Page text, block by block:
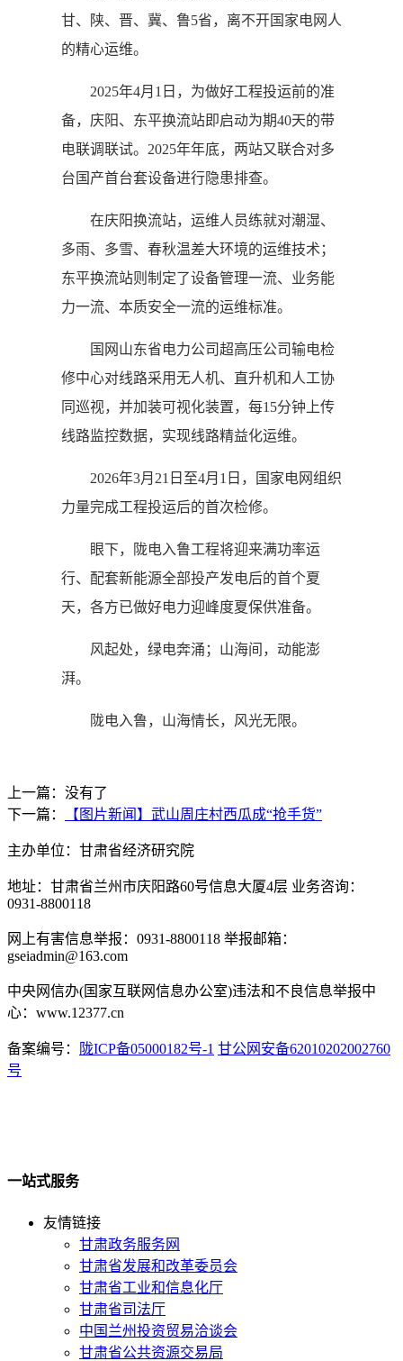
甘、陕、晋、冀、鲁5省，离不开国家电网人
的精心运维。
2025年4月1日，为做好工程投运前的准
备，庆阳、东平换流站即启动为期40天的带
电联调联试。2025年年底，两站又联合对多
台国产首台套设备进行隐患排查。
在庆阳换流站，运维人员练就对潮湿、
多雨、多雪、春秋温差大环境的运维技术；
东平换流站则制定了设备管理一流、业务能
力一流、本质安全一流的运维标准。
国网山东省电力公司超高压公司输电检
修中心对线路采用无人机、直升机和人工协
同巡视，并加装可视化装置，每15分钟上传
线路监控数据，实现线路精益化运维。
2026年3月21日至4月1日，国家电网组织
力量完成工程投运后的首次检修。
眼下，陇电入鲁工程将迎来满功率运
行、配套新能源全部投产发电后的首个夏
天，各方已做好电力迎峰度夏保供准备。
风起处，绿电奔涌；山海间，动能澎
湃。
陇电入鲁，山海情长，风光无限。
上一篇：没有了
下一篇：
【图片新闻】武山周庄村西瓜成“抢手货”
主办单位：甘肃省经济研究院
地址：甘肃省兰州市庆阳路60号信息大厦4层 业务咨询：
0931-8800118
网上有害信息举报：0931-8800118 举报邮箱：
gseiadmin@163.com
中央网信办(国家互联网信息办公室)违法和不良信息举报中
心：www.12377.cn
备案编号： 陇ICP备05000182号-1 甘公网安备62010202002760
号
一站式服务
友情链接
甘肃政务服务网
甘肃省发展和改革委员会
甘肃省工业和信息化厅
甘肃省司法厅
中国兰州投资贸易洽谈会
甘肃省公共资源交易局